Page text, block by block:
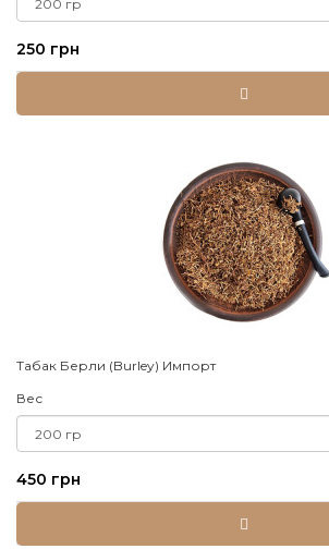
250 грн
Табак Берли (Burley) Импорт
Вес
450 грн